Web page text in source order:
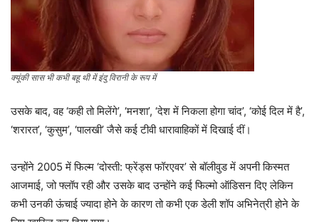
क्यूंकी सास भी कभी बहू थी में इंदु विरानी के रूप में
उसके बाद, वह ‘कही तो मिलेंगे’, ‘मनशा’, ‘देश में निकला होगा चांद’, ‘कोई दिल में है’,
‘शरारत’, ‘कुसुम’, ‘पालखी’ जैसे कई टीवी धारावाहिकों में दिखाई दीं।
उन्होंने 2005 में फिल्म ‘दोस्ती: फ्रेंड्स फॉरएवर’ से बॉलीवुड में अपनी किस्मत
आजमाई, जो फ्लॉप रही और उसके बाद उन्होंने कई फिल्मो ऑडिसन दिए लेकिन
कभी उनकी ऊंचाई ज्यादा होने के कारण तो कभी एक डेली शॉप अभिनेत्री होने के